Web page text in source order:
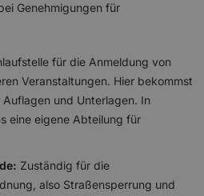
Genehmigungen für
für die Anmeldung von
Veranstaltungen. Hier bekommst
und Unterlagen. In
eine eigene Abteilung für
Zuständig für die
also Straßensperrung und